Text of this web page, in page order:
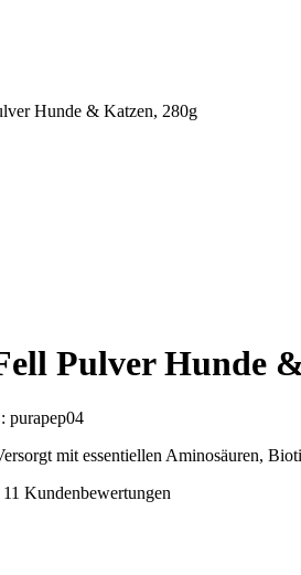
Hunde & Katzen, 280g
Pulver Hunde
purapep04
mit essentiellen Aminosäuren,
11 Kundenbewertungen